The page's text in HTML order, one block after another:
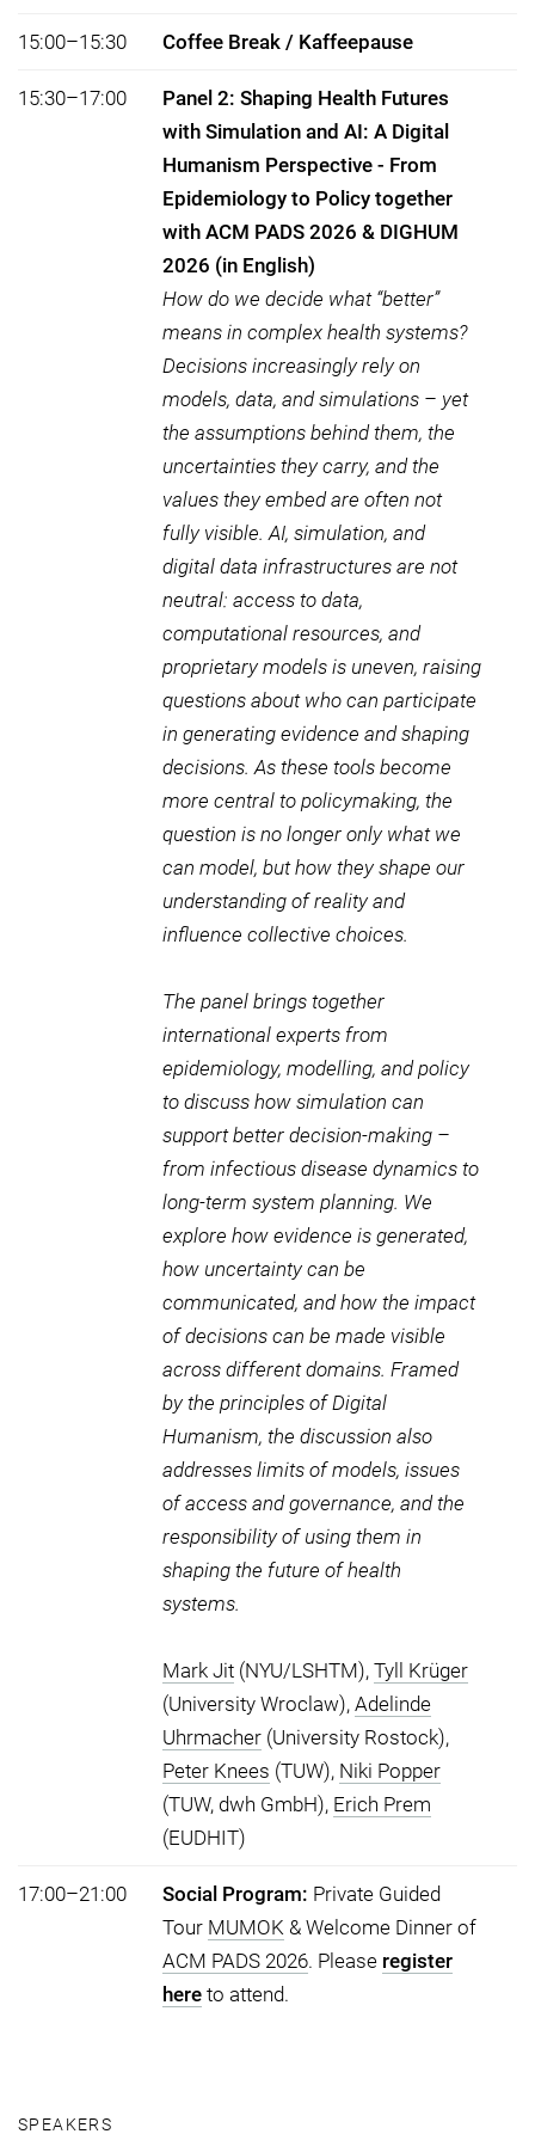
15:00–15:30 Coffee Break / Kaffeepause
15:30–17:00
Panel 2: Shaping Health Futures
with Simulation and AI: A Digital
Humanism Perspective - From
Epidemiology to Policy together
with ACM PADS 2026 & DIGHUM
2026 (in English)
How do we decide what “better”
means in complex health systems?
Decisions increasingly rely on
models, data, and simulations – yet
the assumptions behind them, the
uncertainties they carry, and the
values they embed are often not
fully visible. AI, simulation, and
digital data infrastructures are not
neutral: access to data,
computational resources, and
proprietary models is uneven, raising
questions about who can participate
in generating evidence and shaping
decisions. As these tools become
more central to policymaking, the
question is no longer only what we
can model, but how they shape our
understanding of reality and
influence collective choices.
The panel brings together
international experts from
epidemiology, modelling, and policy
to discuss how simulation can
support better decision-making –
from infectious disease dynamics to
long-term system planning. We
explore how evidence is generated,
how uncertainty can be
communicated, and how the impact
of decisions can be made visible
across different domains. Framed
by the principles of Digital
Humanism, the discussion also
addresses limits of models, issues
of access and governance, and the
responsibility of using them in
shaping the future of health
systems.
Mark Jit (NYU/LSHTM), Tyll Krüger
(University Wroclaw), Adelinde
Uhrmacher (University Rostock),
Peter Knees (TUW), Niki Popper
(TUW, dwh GmbH), Erich Prem
(EUDHIT)
17:00–21:00 Social Program: Private Guided
Tour MUMOK & Welcome Dinner of
ACM PADS 2026. Please register
here to attend.
SPEAKERS